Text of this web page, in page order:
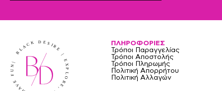
ΠΛΗΡΟΦΟΡΙΕΣ
Τρόποι Παραγγελίας
Τρόποι Αποστολής
Τρόποι Πληρωμής
Πολιτική Απορρήτου
Πολιτική Αλλαγών